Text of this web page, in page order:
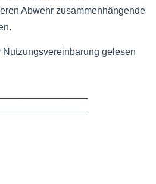
Abwehr zusammenhängende
gelesen